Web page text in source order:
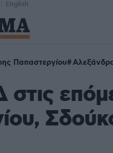
English
Παπαστεργίου